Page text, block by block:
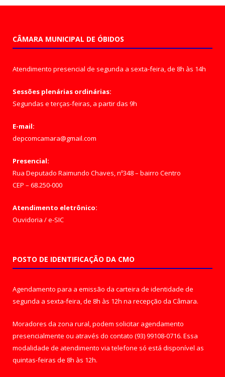
CÂMARA MUNICIPAL DE ÓBIDOS
Atendimento presencial de segunda a sexta-feira, de 8h às 14h
Sessões plenárias ordinárias:
Segundas e terças-feiras, a partir das 9h
E-mail:
depcomcamara@gmail.com
Presencial:
Rua Deputado Raimundo Chaves, nº348 – bairro Centro
CEP – 68.250-000
Atendimento eletrônico:
Ouvidoria /e-SIC
POSTO DE IDENTIFICAÇÃO DA CMO
Agendamento para a emissão da carteira de identidade de
segunda a sexta-feira, de 8h às 12h na recepção da Câmara.
Moradores da zona rural, podem solicitar agendamento
presencialmente ou através do contato (93) 99108-0716. Essa
modalidade de atendimento via telefone só está disponível as
quintas-feiras de 8h às 12h.